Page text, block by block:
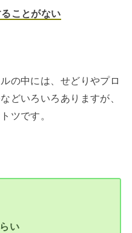
ことがない
の中には、せどりやプロ
どいろいろありますが、
ツです。
い